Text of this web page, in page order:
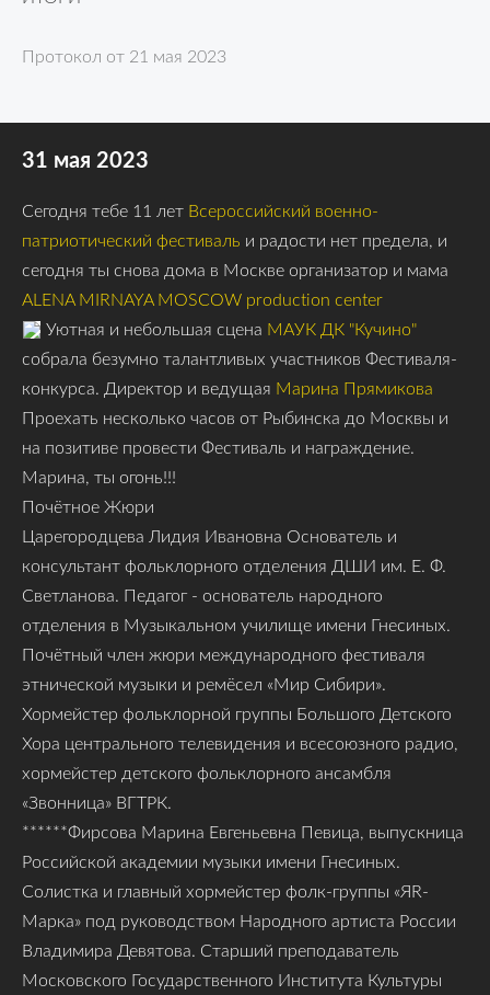
Протокол от 21 мая 2023
31 мая 2023
Сегодня тебе 11 лет Всероссийский военно-
патриотический фестиваль и радости нет предела, и
сегодня ты снова дома в Москве организатор и мама
ALENA MIRNAYA MOSCOW production center
Уютная и небольшая сцена МАУК ДК "Кучино"
собрала безумно талантливых участников Фестиваля-
конкурса. Директор и ведущая Марина Прямикова
Проехать несколько часов от Рыбинска до Москвы и
на позитиве провести Фестиваль и награждение.
Марина, ты огонь!!!
Почётное Жюри
Царегородцева Лидия Ивановна Основатель и
консультант фольклорного отделения ДШИ им. Е. Ф.
Светланова. Педагог - основатель народного
отделения в Музыкальном училище имени Гнесиных.
Почётный член жюри международного фестиваля
этнической музыки и ремёсел «Мир Сибири».
Хормейстер фольклорной группы Большого Детского
Хора центрального телевидения и всесоюзного радио,
хормейстер детского фольклорного ансамбля
«Звонница» ВГТРК.
******Фирсова Марина Евгеньевна Певица, выпускница
Российской академии музыки имени Гнесиных.
Солистка и главный хормейстер фолк-группы «ЯR-
Марка» под руководством Народного артиста России
Владимира Девятова. Старший преподаватель
Московского Государственного Института Культуры